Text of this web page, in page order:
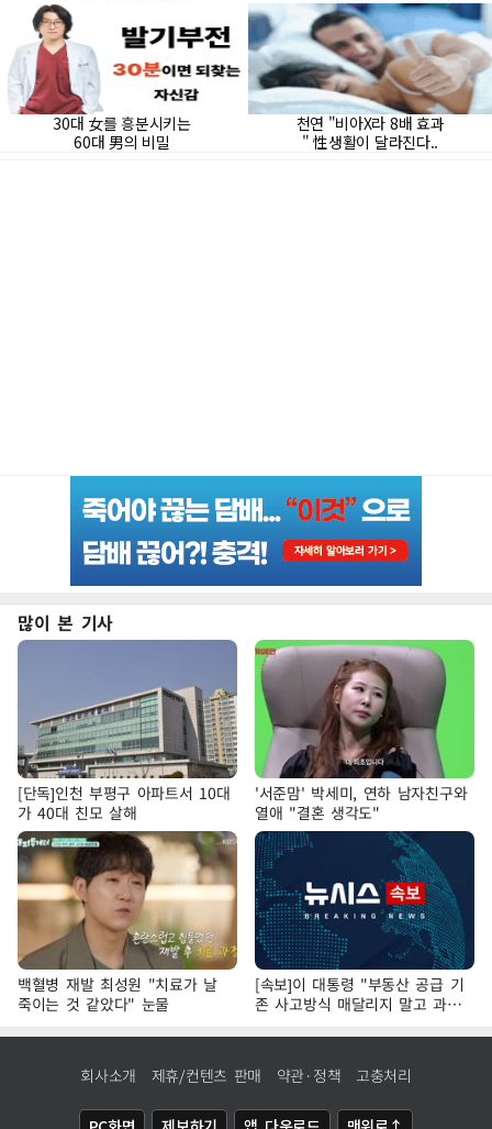
많이 본 기사
[단독]인천 부평구 아파트서 10대
가 40대 친모 살해
'서준맘' 박세미, 연하 남자친구와
열애 "결혼 생각도"
백혈병 재발 최성원 "치료가 날
죽이는 것 같았다" 눈물
[속보]이 대통령 "부동산 공급 기
존 사고방식 매달리지 말고 과감
히 실천"
회사소개 제휴/컨텐츠 판매 약관·정책 고충처리